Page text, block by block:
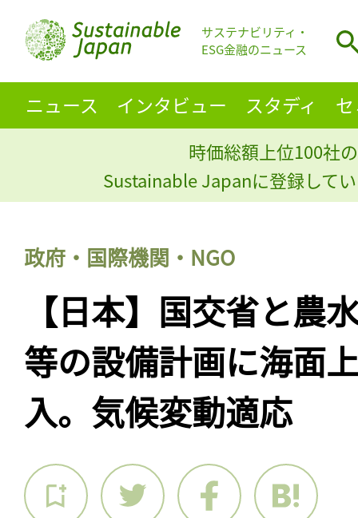
サステナビリティ・
ESG金融のニュース
ニュース インタビュー スタディ
時価総額上位100社
Sustainable Japanに登録して
政府・国際機関・NGO
【日本】国交省と農
等の設備計画に海面
入。気候変動適応